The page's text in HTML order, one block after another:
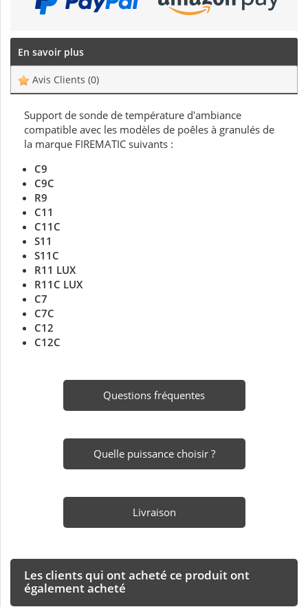
En savoir plus
Avis Clients (0)
Support de sonde de température d'ambiance
compatible avec les modèles de poêles à granulés de
la marque FIREMATIC suivants :
C9
C9C
R9
C11
C11C
S11
S11C
R11 LUX
R11C LUX
C7
C7C
C12
C12C
Questions fréquentes
Quelle puissance choisir ?
Livraison
Les clients qui ont acheté ce produit ont
également acheté